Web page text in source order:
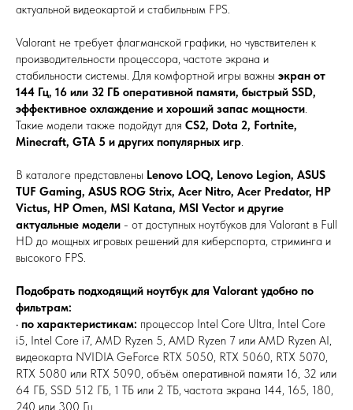
актуальной видеокартой и стабильным FPS.
Valorant не требует флагманской графики, но чувствителен к
производительности процессора, частоте экрана и
стабильности системы. Для комфортной игры важны экран от
144 Гц, 16 или 32 ГБ оперативной памяти, быстрый SSD,
эффективное охлаждение и хороший запас мощности.
Такие модели также подойдут для CS2, Dota 2, Fortnite,
Minecraft, GTA 5 и других популярных игр.
В каталоге представлены Lenovo LOQ, Lenovo Legion, ASUS
TUF Gaming, ASUS ROG Strix, Acer Nitro, Acer Predator, HP
Victus, HP Omen, MSI Katana, MSI Vector и другие
актуальные модели - от доступных ноутбуков для Valorant в Full
HD до мощных игровых решений для киберспорта, стриминга и
высокого FPS.
Подобрать подходящий ноутбук для Valorant удобно по
фильтрам:
• по характеристикам: процессор Intel Core Ultra, Intel Core
i5, Intel Core i7, AMD Ryzen 5, AMD Ryzen 7 или AMD Ryzen AI,
видеокарта NVIDIA GeForce RTX 5050, RTX 5060, RTX 5070,
RTX 5080 или RTX 5090, объём оперативной памяти 16, 32 или
64 ГБ, SSD 512 ГБ, 1 ТБ или 2 ТБ, частота экрана 144, 165, 180,
240 или 300 Гц